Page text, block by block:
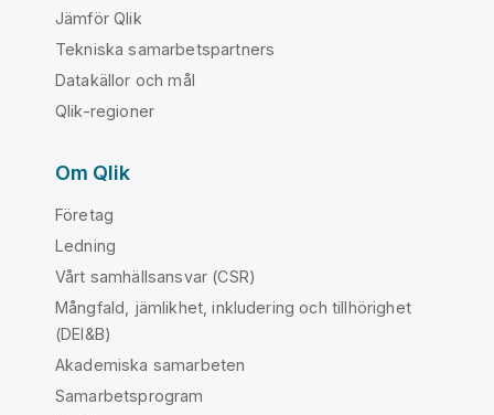
Jämför Qlik
Tekniska samarbetspartners
Datakällor och mål
Qlik-regioner
Om Qlik
Företag
Ledning
Vårt samhällsansvar (CSR)
Mångfald, jämlikhet, inkludering och tillhörighet
(DEI&B)
Akademiska samarbeten
Samarbetsprogram